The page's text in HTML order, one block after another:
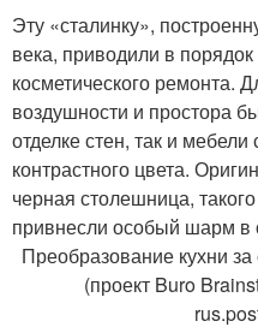
Эту «сталинку»,
века, приводили в
косметического ремонта.
воздушности и простора
отделке стен, так и
контрастного цвета.
черная столешница,
привнесли особый шарм в
Преобразование кухни
(проект Buro